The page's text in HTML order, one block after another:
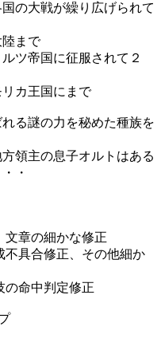
の大戦が繰り広げられて
まで
ツ帝国に征服されて２
カ王国にまで
る謎の力を秘めた種族を
領主の息子オルトはある
・
章の細かな修正
具合修正、その他細か
命中判定修正